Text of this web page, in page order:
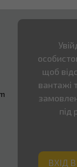
щоб
вантажі
під
ВХІД